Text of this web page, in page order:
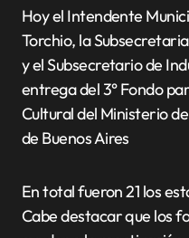
Hoy el Intendente Municipal, el Escribano, Walter
Torchio, la
y el Subsecretario de
entrega del 3° Fondo
Cultural del Ministerio
de Buenos Aires
En total fueron 21 los
Cabe destacar que los